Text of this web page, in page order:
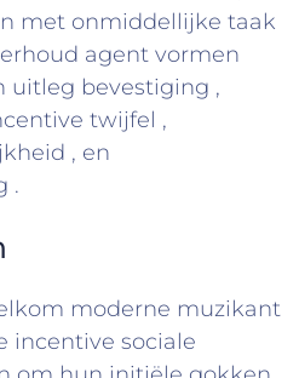
met onmiddellijke taak
agent vormen
uitleg bevestiging ,
twijfel ,
, en
.
moderne muzikant
incentive sociale